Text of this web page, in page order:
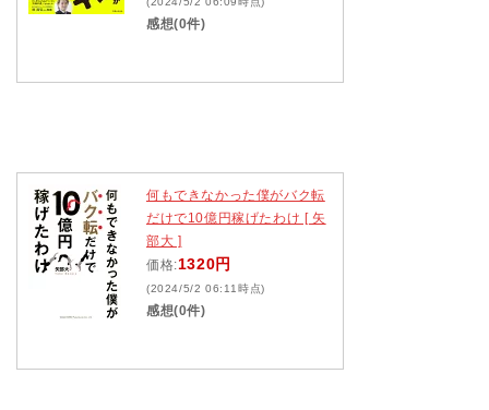
感想(0件)
何もできなかった僕がバク転
だけで10億円稼げたわけ [ 矢
部大 ]
価格:1320円
(2024/5/2 06:11時点)
感想(0件)